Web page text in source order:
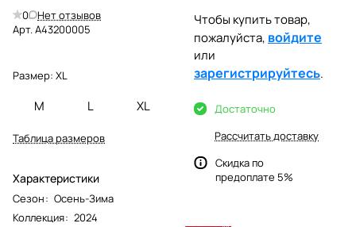
0
Нет отзывов
Арт.A43200005
Размер: XL
M L XL
Таблица размеров
Характеристики
Сезон: Осень-Зима
Коллекция: 2024
Чтобы купить товар,
пожалуйста, войдите
или
зарегистрируйтесь.
Достаточно
Рассчитать доставку
Скидка по
предоплате 5%